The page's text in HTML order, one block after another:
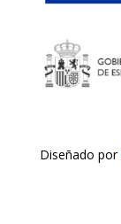
Diseñado por